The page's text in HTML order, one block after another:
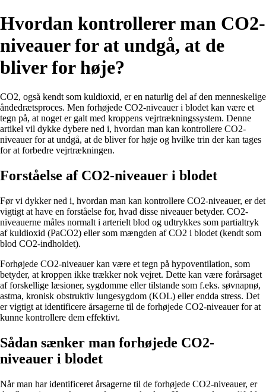
Hvordan kontrollerer man CO2-
niveauer for at undgå, at de
bliver for høje?
CO2, også kendt som kuldioxid, er en naturlig del af den menneskelige
åndedrætsproces. Men forhøjede CO2-niveauer i blodet kan være et
tegn på, at noget er galt med kroppens vejrtrækningssystem. Denne
artikel vil dykke dybere ned i, hvordan man kan kontrollere CO2-
niveauer for at undgå, at de bliver for høje og hvilke trin der kan tages
for at forbedre vejrtrækningen.
Forståelse af CO2-niveauer i blodet
Før vi dykker ned i, hvordan man kan kontrollere CO2-niveauer, er det
vigtigt at have en forståelse for, hvad disse niveauer betyder. CO2-
niveauerne måles normalt i arterielt blod og udtrykkes som partialtryk
af kuldioxid (PaCO2) eller som mængden af CO2 i blodet (kendt som
blod CO2-indholdet).
Forhøjede CO2-niveauer kan være et tegn på hypoventilation, som
betyder, at kroppen ikke trækker nok vejret. Dette kan være forårsaget
af forskellige læsioner, sygdomme eller tilstande som f.eks. søvnapnø,
astma, kronisk obstruktiv lungesygdom (KOL) eller endda stress. Det
er vigtigt at identificere årsagerne til de forhøjede CO2-niveauer for at
kunne kontrollere dem effektivt.
Sådan sænker man forhøjede CO2-
niveauer i blodet
Når man har identificeret årsagerne til de forhøjede CO2-niveauer, er